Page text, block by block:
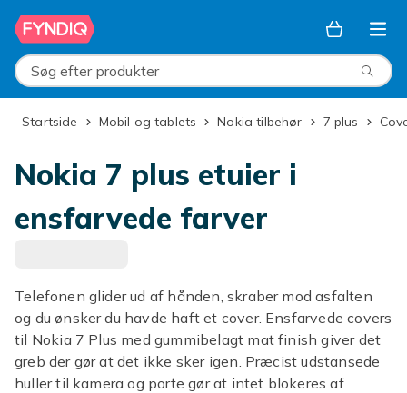
Spring til hovedindhold
Søg efter produkter
Startside Mobil og tablets Nokia tilbehør 7 plus
Nokia 7 plus etuier i
ensfarvede farver
Telefonen glider ud af hånden, skraber mod asfalten
og du ønsker du havde haft et cover. Ensfarvede covers
til Nokia 7 Plus med gummibelagt mat finish giver det
greb der gør at det ikke sker igen. Præcist udstansede
huller til kamera og porte gør at intet blokeres af